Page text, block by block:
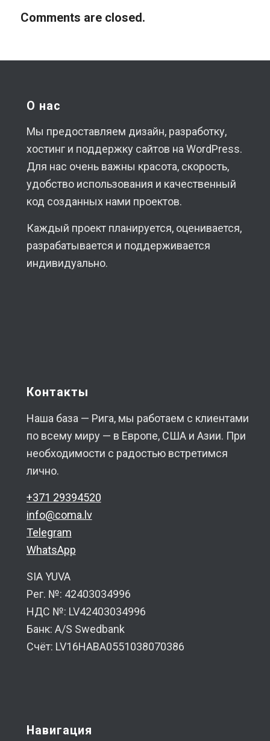
Comments are closed.
О нас
Мы предоставляем дизайн, разработку,
хостинг и поддержку сайтов на WordPress.
Для нас очень важны красота, скорость,
удобство использования и качественный
код созданных нами проектов.
Каждый проект планируется, оценивается,
разрабатывается и поддерживается
индивидуально.
Контакты
Наша база — Рига, мы работаем с клиентами
по всему миру — в Европе, США и Азии. При
необходимости с радостью встретимся
лично.
+371 29394520
info@coma.lv
Telegram
WhatsApp
SIA YUVA
Рег. №: 42403034996
НДС №: LV42403034996
Банк: A/S Swedbank
Счёт: LV16HABA0551038070386
Навигация